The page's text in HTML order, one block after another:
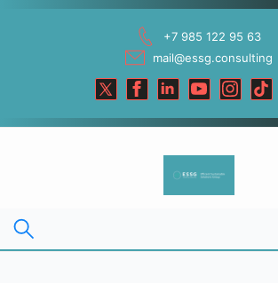
+7 985 122 95 63
mail@essg.consulting